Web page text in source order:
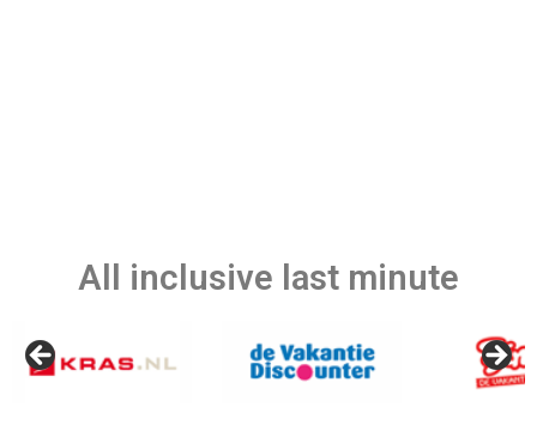
All inclusive last minute